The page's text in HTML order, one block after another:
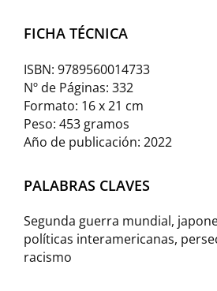
FICHA TÉCNICA
ISBN: 9789560014733
Nº de Páginas: 332
Formato: 16 x 21 cm
Peso: 453 gramos
Año de publicación: 2022
PALABRAS CLAVES
Segunda guerra mundial,
políticas interamericanas,
racismo